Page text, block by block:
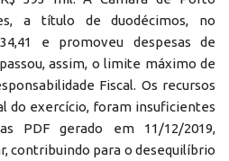
a título de duodécimos, no
e promoveu despesas de
assim, o limite máximo de
Fiscal. Os recursos
do exercício, foram insuficientes
PDF gerado em 11/12/2019,
contribuindo para o desequilíbrio